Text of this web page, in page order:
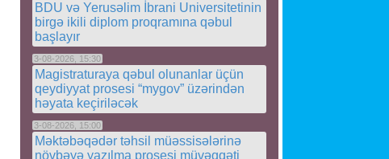
BDU və Yerusəlim İbrani Universitetinin
birgə ikili diplom proqramına qəbul
başlayır
3-08-2026, 15:30
Magistraturaya qəbul olunanlar üçün
qeydiyyat prosesi “mygov” üzərindən
həyata keçiriləcək
3-08-2026, 15:00
Məktəbəqədər təhsil müəssisələrinə
növbəyə yazılma prosesi müvəqqəti